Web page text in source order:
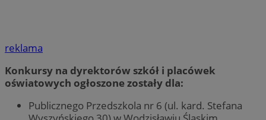
reklama
Konkursy na dyrektorów szkół i placówek
oświatowych ogłoszone zostały dla:
Publicznego Przedszkola nr 6 (ul. kard. Stefana